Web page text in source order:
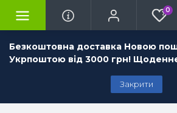
Безкоштовна доставка Новою
Укрпоштою від 3000 грн!
Закрити
0